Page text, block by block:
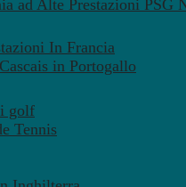
ad Alte Prestazioni PSG
In Francia
in Portogallo
golf
Tennis